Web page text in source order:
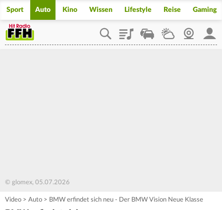
Sport Auto Kino Wissen Lifestyle Reise Gaming
PlaylistStaupilotWetterWebcam
© glomex, 05.07.2026
Video > Auto > BMW erfindet sich neu - Der BMW Vision Neue Klasse